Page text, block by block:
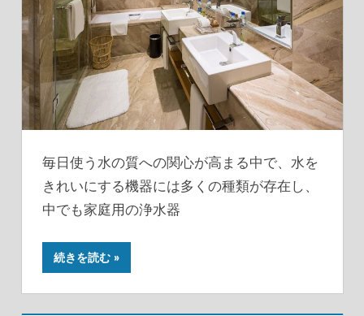
毎日使う水の質への関心が高まる中で、水を
きれいにする機器には多くの種類が存在し、
中でも家庭用の浄水器
続きを読む